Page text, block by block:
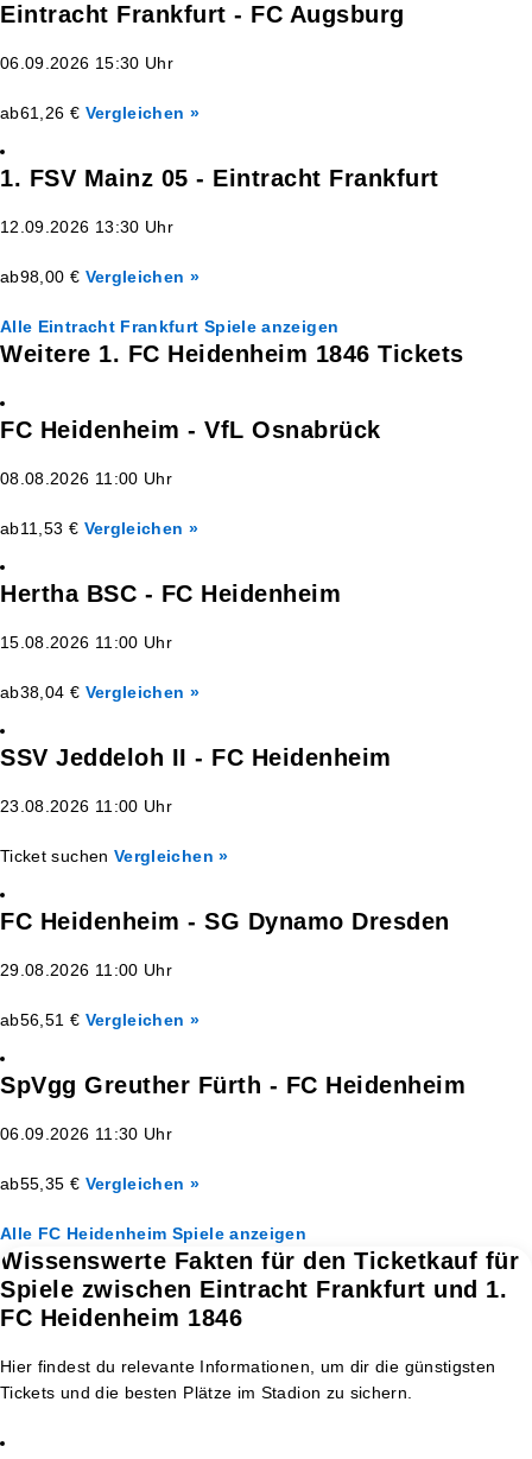
Eintracht Frankfurt - FC Augsburg
06.09.2026 15:30 Uhr
ab61,26 € Vergleichen »
1. FSV Mainz 05 - Eintracht Frankfurt
12.09.2026 13:30 Uhr
ab98,00 € Vergleichen »
Alle Eintracht Frankfurt Spiele anzeigen
Weitere 1. FC Heidenheim 1846 Tickets
FC Heidenheim - VfL Osnabrück
08.08.2026 11:00 Uhr
ab11,53 € Vergleichen »
Hertha BSC - FC Heidenheim
15.08.2026 11:00 Uhr
ab38,04 € Vergleichen »
SSV Jeddeloh II - FC Heidenheim
23.08.2026 11:00 Uhr
Ticket suchen Vergleichen »
FC Heidenheim - SG Dynamo Dresden
29.08.2026 11:00 Uhr
ab56,51 € Vergleichen »
SpVgg Greuther Fürth - FC Heidenheim
06.09.2026 11:30 Uhr
ab55,35 € Vergleichen »
Alle FC Heidenheim Spiele anzeigen
Wissenswerte Fakten für den Ticketkauf für
Spiele zwischen Eintracht Frankfurt und 1.
FC Heidenheim 1846
Hier findest du relevante Informationen, um dir die günstigsten
Tickets und die besten Plätze im Stadion zu sichern.